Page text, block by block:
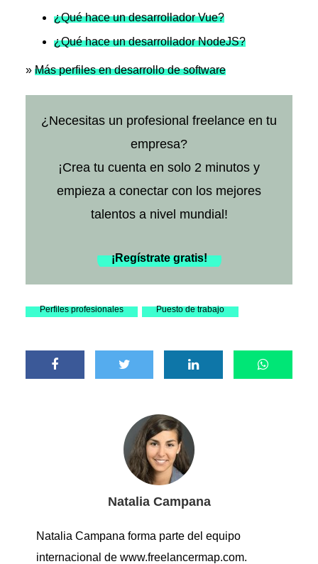
¿Qué hace un desarrollador Vue?
¿Qué hace un desarrollador NodeJS?
» Más perfiles en desarrollo de software
¿Necesitas un profesional freelance en tu
empresa?
¡Crea tu cuenta en solo 2 minutos y
empieza a conectar con los mejores
talentos a nivel mundial!
¡Regístrate gratis!
Perfiles profesionales Puesto de trabajo
Natalia Campana
Natalia Campana forma parte del equipo
internacional de www.freelancermap.com.